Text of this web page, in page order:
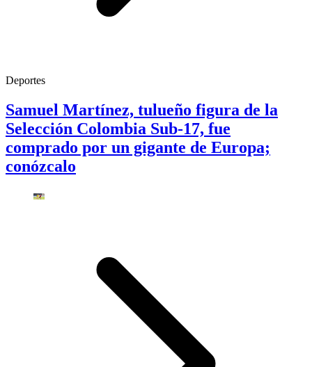
Deportes
Samuel Martínez, tulueño figura de la
Selección Colombia Sub-17, fue
comprado por un gigante de Europa;
conózcalo